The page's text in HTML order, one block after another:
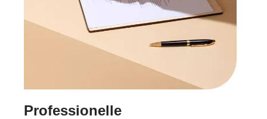
Professionelle